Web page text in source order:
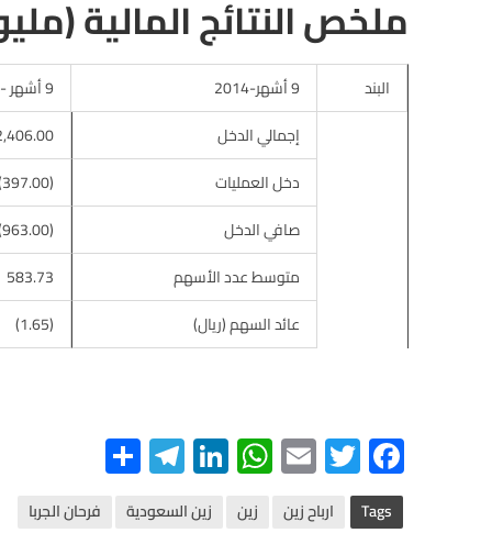
ملخص النتائج المالية
‎‫البند 9 أشهر-2014 9 أشهر -2015
‎‫إجمالي الدخل
‎‫دخل العمليات
‎‫(397.00)
‎‫صافي الدخل
‎‫(963.00)
‎‫متوسط ​​عدد الأسهم
‎‫583.73
‎‫عائد السهم (ريال)
‎‫(1.65)
F
ac
T
wi
E
m
W
h
Li
n
Te
le
S
h Tags ارباح زين زين زين السعودية فرحان الجربا